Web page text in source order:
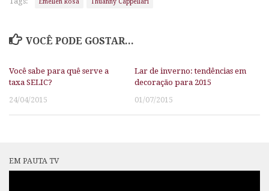
VOCÊ PODE GOSTAR...
Você sabe para quê serve a
taxa SELIC?
24/04/2015
Lar de inverno: tendências em
decoração para 2015
01/07/2015
EM PAUTA TV